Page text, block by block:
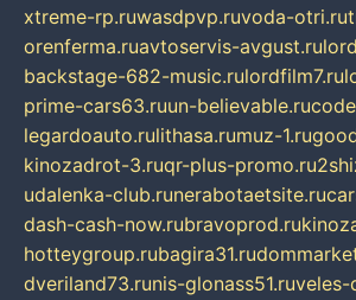
xtreme-rp.ruwasdpvp.ruvoda-otri.ru
orenferma.ruavtoservis-avgust.ru
backstage-682-music.rulordfilm7.ru
prime-cars63.ruun-believable.ru
legardoauto.rulithasa.rumuz-1.ru
kinozadrot-3.ruqr-plus-promo.ru
udalenka-club.runerabotaetsite.ru
dash-cash-now.rubravoprod.ru
hotteygroup.rubagira31.ru
dveriland73.runis-glonass51.ruveles-